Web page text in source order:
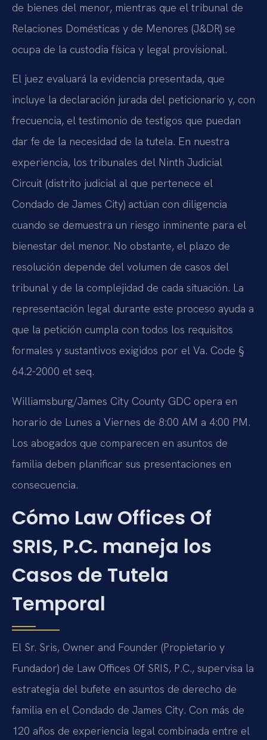
de bienes del menor, mientras que el tribunal de
Relaciones Domésticas y de Menores (J&DR) se
ocupa de la custodia física y legal provisional.
El juez evaluará la evidencia presentada, que
incluye la declaración jurada del peticionario y, con
frecuencia, el testimonio de testigos que puedan
dar fe de la necesidad de la tutela. En nuestra
experiencia, los tribunales del Ninth Judicial
Circuit (distrito judicial al que pertenece el
Condado de James City) actúan con diligencia
cuando se demuestra un riesgo inminente para el
bienestar del menor. No obstante, el plazo de
resolución depende del volumen de casos del
tribunal y de la complejidad de cada situación. La
representación legal durante este proceso ayuda a
que la petición cumpla con todos los requisitos
formales y sustantivos exigidos por el Va. Code §
64.2-2000 et seq.
Williamsburg/James City County GDC opera en
horario de Lunes a Viernes de 8:00 AM a 4:00 PM.
Los abogados que comparecen en asuntos de
familia deben planificar sus presentaciones en
consecuencia.
Cómo Law Offices Of
SRIS, P.C. maneja los
Casos de Tutela
Temporal
El Sr. Sris, Owner and Founder (Propietario y
Fundador) de Law Offices Of SRIS, P.C., supervisa la
estrategia del bufete en asuntos de derecho de
familia en el Condado de James City. Con más de
120 años de experiencia legal combinada entre el